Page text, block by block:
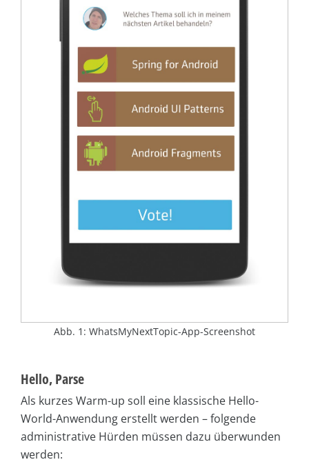
Abb. 1: WhatsMyNextTopic-App-Screenshot
Hello, Parse
Als kurzes Warm-up soll eine klassische Hello-
World-Anwendung erstellt werden – folgende
administrative Hürden müssen dazu überwunden
werden: